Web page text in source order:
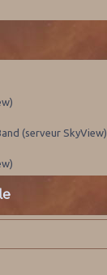
(serveur SkyView)